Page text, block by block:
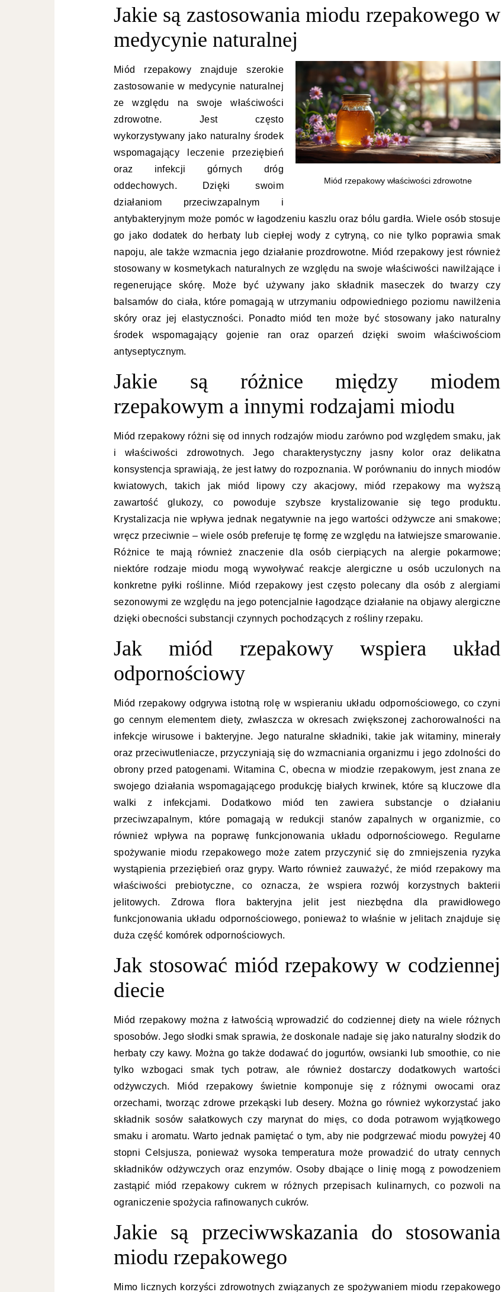
Jakie są zastosowania miodu rzepakowego w
medycynie naturalnej
Miód rzepakowy właściwości zdrowotne
Miód rzepakowy znajduje szerokie
zastosowanie w medycynie naturalnej
ze względu na swoje właściwości
zdrowotne. Jest często
wykorzystywany jako naturalny środek
wspomagający leczenie przeziębień
oraz infekcji górnych dróg
oddechowych. Dzięki swoim
działaniom przeciwzapalnym i
antybakteryjnym może pomóc w łagodzeniu kaszlu oraz bólu gardła. Wiele osób stosuje
go jako dodatek do herbaty lub ciepłej wody z cytryną, co nie tylko poprawia smak
napoju, ale także wzmacnia jego działanie prozdrowotne. Miód rzepakowy jest również
stosowany w kosmetykach naturalnych ze względu na swoje właściwości nawilżające i
regenerujące skórę. Może być używany jako składnik maseczek do twarzy czy
balsamów do ciała, które pomagają w utrzymaniu odpowiedniego poziomu nawilżenia
skóry oraz jej elastyczności. Ponadto miód ten może być stosowany jako naturalny
środek wspomagający gojenie ran oraz oparzeń dzięki swoim właściwościom
antyseptycznym.
Jakie są różnice między miodem
rzepakowym a innymi rodzajami miodu
Miód rzepakowy różni się od innych rodzajów miodu zarówno pod względem smaku, jak
i właściwości zdrowotnych. Jego charakterystyczny jasny kolor oraz delikatna
konsystencja sprawiają, że jest łatwy do rozpoznania. W porównaniu do innych miodów
kwiatowych, takich jak miód lipowy czy akacjowy, miód rzepakowy ma wyższą
zawartość glukozy, co powoduje szybsze krystalizowanie się tego produktu.
Krystalizacja nie wpływa jednak negatywnie na jego wartości odżywcze ani smakowe;
wręcz przeciwnie – wiele osób preferuje tę formę ze względu na łatwiejsze smarowanie.
Różnice te mają również znaczenie dla osób cierpiących na alergie pokarmowe;
niektóre rodzaje miodu mogą wywoływać reakcje alergiczne u osób uczulonych na
konkretne pyłki roślinne. Miód rzepakowy jest często polecany dla osób z alergiami
sezonowymi ze względu na jego potencjalnie łagodzące działanie na objawy alergiczne
dzięki obecności substancji czynnych pochodzących z rośliny rzepaku.
Jak miód rzepakowy wspiera układ
odpornościowy
Miód rzepakowy odgrywa istotną rolę w wspieraniu układu odpornościowego, co czyni
go cennym elementem diety, zwłaszcza w okresach zwiększonej zachorowalności na
infekcje wirusowe i bakteryjne. Jego naturalne składniki, takie jak witaminy, minerały
oraz przeciwutleniacze, przyczyniają się do wzmacniania organizmu i jego zdolności do
obrony przed patogenami. Witamina C, obecna w miodzie rzepakowym, jest znana ze
swojego działania wspomagającego produkcję białych krwinek, które są kluczowe dla
walki z infekcjami. Dodatkowo miód ten zawiera substancje o działaniu
przeciwzapalnym, które pomagają w redukcji stanów zapalnych w organizmie, co
również wpływa na poprawę funkcjonowania układu odpornościowego. Regularne
spożywanie miodu rzepakowego może zatem przyczynić się do zmniejszenia ryzyka
wystąpienia przeziębień oraz grypy. Warto również zauważyć, że miód rzepakowy ma
właściwości prebiotyczne, co oznacza, że wspiera rozwój korzystnych bakterii
jelitowych. Zdrowa flora bakteryjna jelit jest niezbędna dla prawidłowego
funkcjonowania układu odpornościowego, ponieważ to właśnie w jelitach znajduje się
duża część komórek odpornościowych.
Jak stosować miód rzepakowy w codziennej
diecie
Miód rzepakowy można z łatwością wprowadzić do codziennej diety na wiele różnych
sposobów. Jego słodki smak sprawia, że doskonale nadaje się jako naturalny słodzik do
herbaty czy kawy. Można go także dodawać do jogurtów, owsianki lub smoothie, co nie
tylko wzbogaci smak tych potraw, ale również dostarczy dodatkowych wartości
odżywczych. Miód rzepakowy świetnie komponuje się z różnymi owocami oraz
orzechami, tworząc zdrowe przekąski lub desery. Można go również wykorzystać jako
składnik sosów sałatkowych czy marynat do mięs, co doda potrawom wyjątkowego
smaku i aromatu. Warto jednak pamiętać o tym, aby nie podgrzewać miodu powyżej 40
stopni Celsjusza, ponieważ wysoka temperatura może prowadzić do utraty cennych
składników odżywczych oraz enzymów. Osoby dbające o linię mogą z powodzeniem
zastąpić miód rzepakowy cukrem w różnych przepisach kulinarnych, co pozwoli na
ograniczenie spożycia rafinowanych cukrów.
Jakie są przeciwwskazania do stosowania
miodu rzepakowego
Mimo licznych korzyści zdrowotnych związanych ze spożywaniem miodu rzepakowego